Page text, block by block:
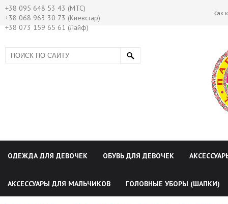
+38 095 648 53 43 (МТС)
+38 068 963 30 73 (Киевстар)
+38 073 159 65 61 (Лайф)
Как
ОДЕЖДА ДЛЯ ДЕВОЧЕК ОБУВЬ ДЛЯ ДЕВОЧЕК
АКСЕССУАРЫ ДЛЯ МАЛЬЧИКОВ ГОЛОВНЫЕ УБОРЫ (ШАПКИ)